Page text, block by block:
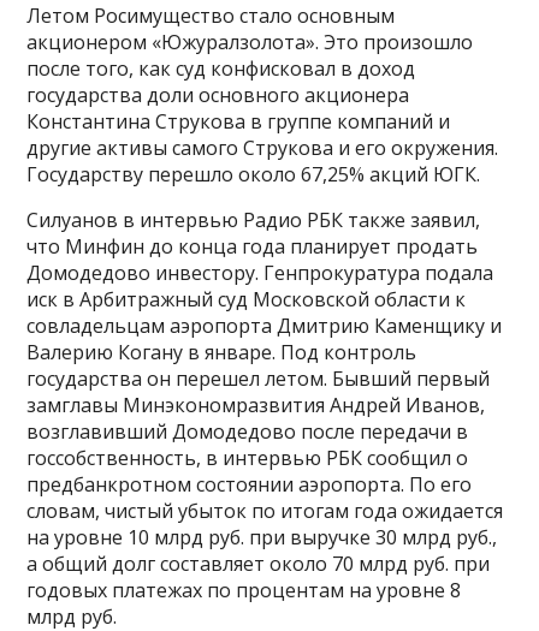
Летом Росимущество стало основным
акционером «Южуралзолота». Это произошло
после того, как суд конфисковал в доход
государства доли основного акционера
Константина Струкова в группе компаний и
другие активы самого Струкова и его окружения.
Государству перешло около 67,25% акций ЮГК.
Силуанов в интервью Радио РБК также заявил,
что Минфин до конца года планирует продать
Домодедово инвестору. Генпрокуратура подала
иск в Арбитражный суд Московской области к
совладельцам аэропорта Дмитрию Каменщику и
Валерию Когану в январе. Под контроль
государства он перешел летом. Бывший первый
замглавы Минэкономразвития Андрей Иванов,
возглавивший Домодедово после передачи в
госсобственность, в интервью РБК сообщил о
предбанкротном состоянии аэропорта. По его
словам, чистый убыток по итогам года ожидается
на уровне 10 млрд руб. при выручке 30 млрд руб.,
а общий долг составляет около 70 млрд руб. при
годовых платежах по процентам на уровне 8
млрд руб.